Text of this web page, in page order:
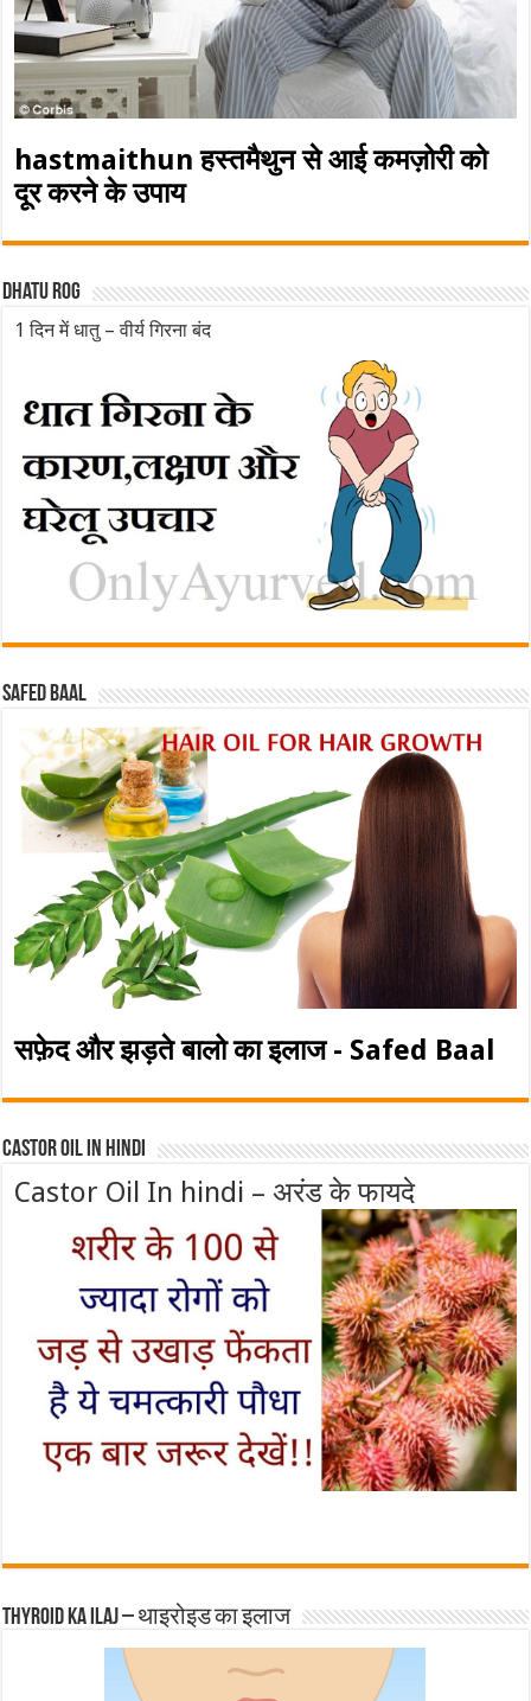
hastmaithun हस्तमैथुन से आई कमज़ोरी को
दूर करने के उपाय
Dhatu rog
1 दिन में धातु – वीर्य गिरना बंद
Safed baal
सफ़ेद और झड़ते बालो का इलाज - Safed Baal
Castor Oil In Hindi
Castor Oil In hindi – अरंड के फायदे
Thyroid ka ilaj – थाइरोइड का इलाज